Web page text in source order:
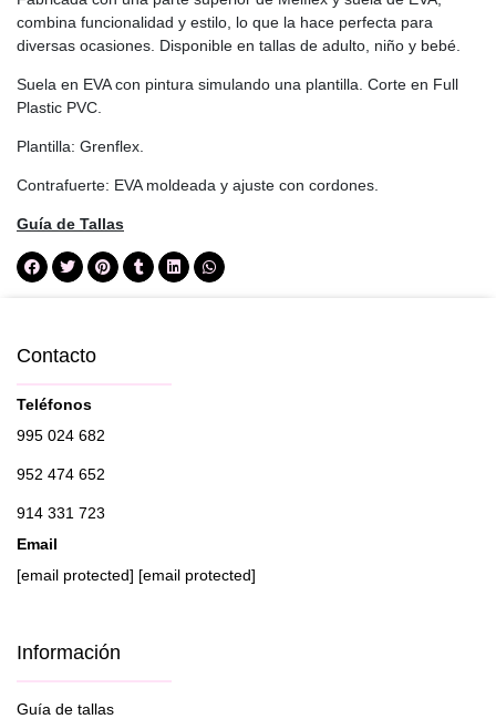
combina funcionalidad y estilo, lo que la hace perfecta para
diversas ocasiones. Disponible en tallas de adulto, niño y bebé.
Suela en EVA con pintura simulando una plantilla. Corte en Full
Plastic PVC.
Plantilla: Grenflex.
Contrafuerte: EVA moldeada y ajuste con cordones.
Guía de Tallas
Contacto
Teléfonos
995 024 682
952 474 652
914 331 723
Email
[email protected] [email protected]
Información
Guía de tallas